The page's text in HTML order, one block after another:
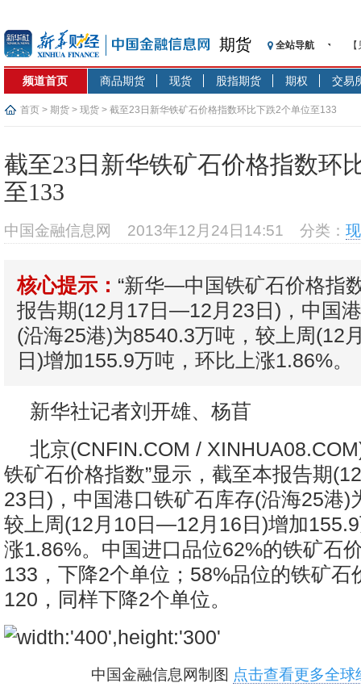
期货 全站导航
记
【
央
恒
频道首页 商品期货 现货 股指期货 期权 交易
首页 > 期货 > 现货 > 截至23日新华铁矿石价格指数环比下跌2个单位至133
截至23日新华铁矿石价格指数环
至133
中国金融信息网 2013年12月24日14:51 分类：
核心提示： “新华—中国铁矿石价格指
报告期(12月17日—12月23日)，中国
(沿海25港)为8540.3万吨，较上周(12
日)增加155.9万吨，环比上涨1.86%。
新华社记者刘开雄、杨苜
北京(CNFIN.COM /
铁矿石价格指数”显示，截至本报告期
23日)，中国港口铁矿石库存(沿海25港)
较上周(12月10日—12月16日)增加
涨1.86%。中国进口品位62%的铁矿石
133，下降2个单位；58%品位的铁矿石
120，同样下降2个单位。
中国金融信息网制图 点击查看更多全球